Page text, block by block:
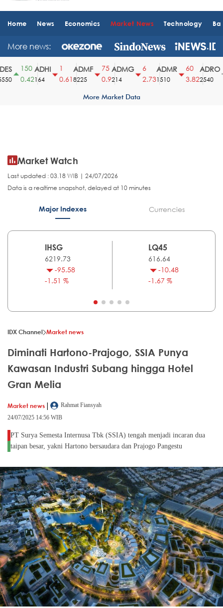
Home News Economics Market News Technology
More news:
150
0.42
ADHI
164
0.61
ADMF
8225
75
0.9
ADMG
214
2.73
ADMR
1510
60
3.82
ADRO
2540
More Market Data
Market Watch
Last updated : 03.18 WIB | 24/07/2026
Data is a realtime snapshot, delayed at 10 minutes
Major Indexes Currencies
IHSG
6219.73
-95.58
-1.51 %
LQ45
616.64
-10.48
-1.67 %
IDX Channel Market news
Diminati Hartono-Prajogo, SSIA Punya
Kawasan Industri Subang hingga Hotel
Gran Melia
Market news |
Rahmat Fiansyah
24/07/2025 14:56 WIB
PT Surya Semesta Internusa Tbk (SSIA) tengah menjadi incaran dua
taipan besar, yakni Hartono bersaudara dan Prajogo Pangestu